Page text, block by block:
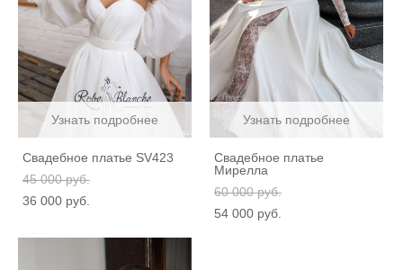
Узнать подробнее
Свадебное платье SV423
45 000 pуб.
36 000 pуб.
Узнать подробнее
Свадебное платье
Мирелла
60 000 pуб.
54 000 pуб.